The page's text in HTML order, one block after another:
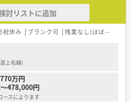
復帰率は100%♪
ける環境がございます。
ダーといった店舗を統括する管理職や、
職へのステップアップなど
わせたキャリアがございます♪
グも充実しており、
方でもスムーズに業務習得いただけます！
取り組んでおり「訪問調剤特化型店舗」を
剤室は業界最多の51店舗設置しています
認定企業」「健康経営優良法人2023（大規模
取得し一人ひとりが働きやすい環境が整備
人事制度、評価制度、キャリア支援制度等
討リストに追加
祝休み ブランク可 残業なし(ほぼなし含む)
上毛線)
万円
478,000円
ースによります